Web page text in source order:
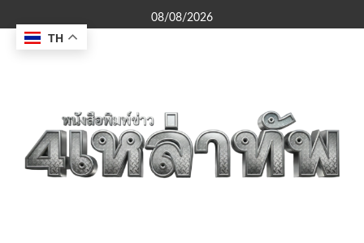
to
content
08/08/2026
TH